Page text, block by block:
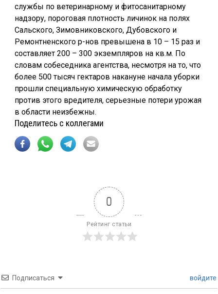
службы по ветеринарному и фитосанитарному
надзору, пороговая плотность личинок на полях
Сальского, Зимовниковского, Дубовского и
Ремонтненского р-нов превышена в 10 – 15 раз и
составляет 200 – 300 экземпляров на кв.м. По
словам собеседника агентства, несмотря на то, что
более 500 тысяч гектаров накануне начала уборки
прошли специальную химическую обработку
против этого вредителя, серьезные потери урожая
в области неизбежны.
Поделитесь с коллегами
0
Рейтинг статьи
Подписаться войдите